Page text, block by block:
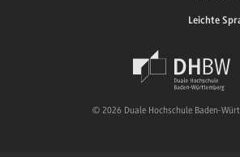
Leichte
© 2026 Duale Hochschule Baden-